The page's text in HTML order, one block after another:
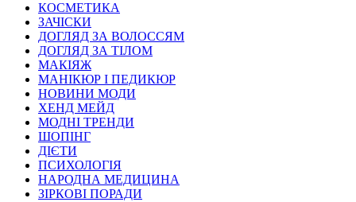
КОСМЕТИКА
ЗАЧІСКИ
ДОГЛЯД ЗА ВОЛОССЯМ
ДОГЛЯД ЗА ТІЛОМ
МАКІЯЖ
МАНІКЮР І ПЕДИКЮР
НОВИНИ МОДИ
ХЕНД МЕЙД
МОДНІ ТРЕНДИ
ШОПІНГ
ДІЄТИ
ПСИХОЛОГІЯ
НАРОДНА МЕДИЦИНА
ЗІРКОВІ ПОРАДИ